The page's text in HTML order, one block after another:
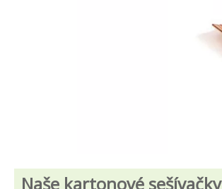
Naše kartonové sešívačky